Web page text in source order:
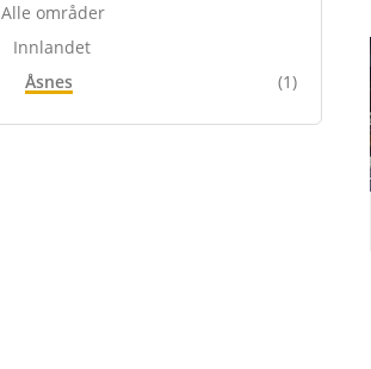
Alle områder
Innlandet
Åsnes
(1)